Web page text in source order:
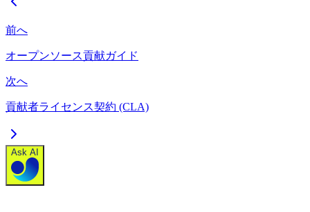
前へ
オープンソース貢献ガイド
次へ
貢献者ライセンス契約 (CLA)
Ask AI